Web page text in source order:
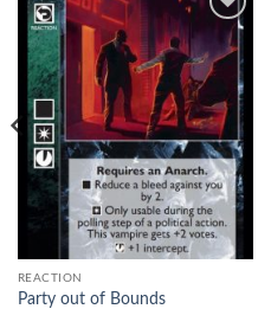
Add to
wishlist
REACTION
Party out of Bounds